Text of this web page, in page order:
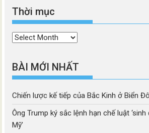
Thời mục
Thời
BÀI MỚI NHẤT
Chiến lược kế tiếp của Bắc Kinh ở Biển
Ông Trump ký sắc lệnh hạn chế luật
Mỹ’